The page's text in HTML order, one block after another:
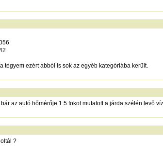
tegyem ezért abból is sok az egyéb kategóriába került.
az autó hőmérője 1.5 fokot mutatott a járda szélén levő
?